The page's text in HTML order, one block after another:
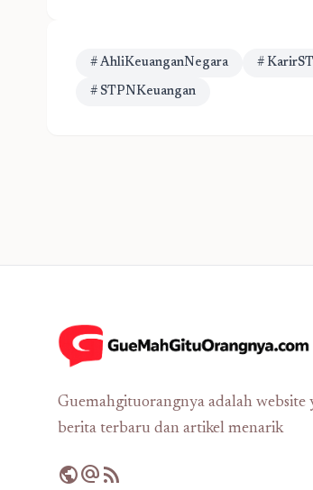
# AhliKeuanganNegara #
# STPNKeuangan
Guemahgituorangnya adalah website
berita terbaru dan artikel menarik
publicalternate_emailrss_feed